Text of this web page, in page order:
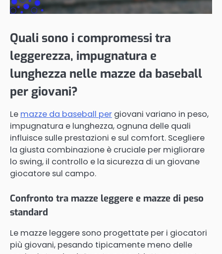
Quali sono i compromessi tra
leggerezza, impugnatura e
lunghezza nelle mazze da baseball
per giovani?
Le mazze da baseball per giovani variano in peso,
impugnatura e lunghezza, ognuna delle quali
influisce sulle prestazioni e sul comfort. Scegliere
la giusta combinazione è cruciale per migliorare
lo swing, il controllo e la sicurezza di un giovane
giocatore sul campo.
Confronto tra mazze leggere e mazze di peso
standard
Le mazze leggere sono progettate per i giocatori
più giovani, pesando tipicamente meno delle